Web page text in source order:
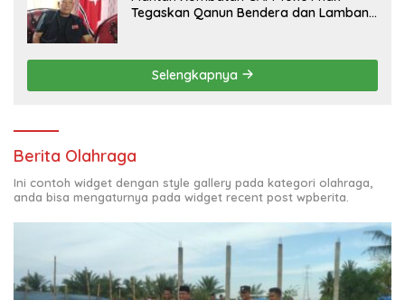
Tegaskan Qanun Bendera dan Lambang
Selengkapnya
Berita Olahraga
Ini contoh widget dengan style gallery pada kategori olahraga,
anda bisa mengaturnya pada widget recent post wpberita.